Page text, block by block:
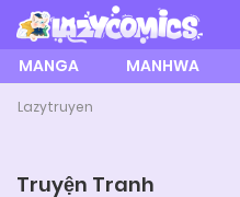
MANGA MANHWA
Lazytruyen
Truyện Tranh